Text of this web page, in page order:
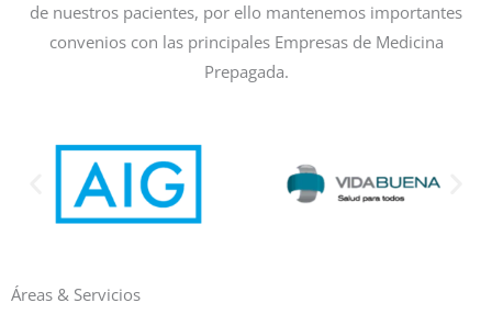
de nuestros pacientes, por ello mantenemos importantes
convenios con las principales Empresas de Medicina
Prepagada.
Áreas & Servicios